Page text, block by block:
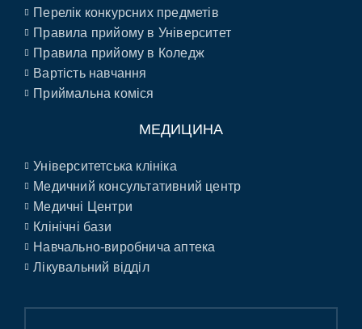
Перелік конкурсних предметів
Правила прийому в Університет
Правила прийому в Коледж
Вартість навчання
Приймальна коміся
МЕДИЦИНА
Університетська клініка
Медичний консультативний центр
Медичні Центри
Клінічні бази
Навчально-виробнича аптека
Лікувальний відділ